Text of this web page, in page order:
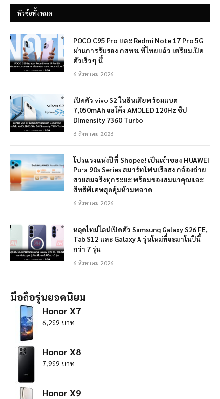
หัวข้อทั้งหมด
POCO C95 Pro และ Redmi Note 17 Pro 5G
ผ่านการรับรอง กสทช. ที่ไทยแล้ว เตรียมเปิด
ตัวเร็วๆ นี้
6 สิงหาคม 2026
เปิดตัว vivo S2 ในอินเดียพร้อมแบต
7,050mAh จอโค้ง AMOLED 120Hz ชิป
Dimensity 7360 Turbo
6 สิงหาคม 2026
โปรแรงแห่งปีที่ Shopee! เป็นเจ้าของ HUAWEI
Pura 90s Series สมาร์ทโฟนเรือธง กล้องถ่าย
สวยสมจริงทุกระยะ พร้อมของสมนาคุณและ
สิทธิพิเศษสุดคุ้มห้ามพลาด
6 สิงหาคม 2026
หลุดไทม์ไลน์เปิดตัว Samsung Galaxy S26 FE,
Tab S12 และ Galaxy A รุ่นใหม่ที่จะมาในปีนี้
กว่า 7 รุ่น
6 สิงหาคม 2026
มือถือรุ่นยอดนิยม
Honor X7
6,299 บาท
Honor X8
7,999 บาท
Honor X9